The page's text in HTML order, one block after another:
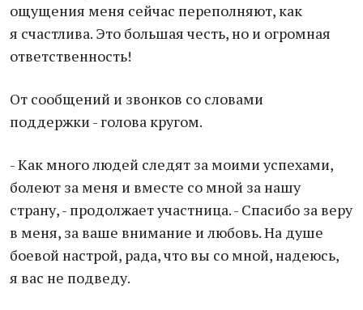
ощущения меня сейчас переполняют, как
я счастлива. Это большая честь, но и огромная
ответственность!
От сообщений и звонков со словами
поддержки - голова кругом.
- Как много людей следят за моими успехами,
болеют за меня и вместе со мной за нашу
страну, - продолжает участница. - Спасибо за веру
в меня, за ваше внимание и любовь. На душе
боевой настрой, рада, что вы со мной, надеюсь,
я вас не подведу.